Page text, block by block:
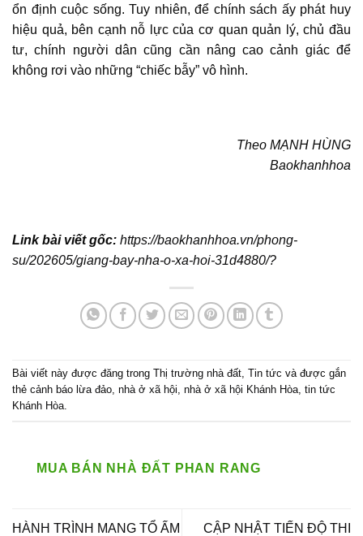
ổn định cuộc sống. Tuy nhiên, để chính sách ấy phát huy
hiệu quả, bên cạnh nỗ lực của cơ quan quản lý, chủ đầu
tư, chính người dân cũng cần nâng cao cảnh giác để
không rơi vào những “chiếc bẫy” vô hình.
Theo MẠNH HÙNG
Baokhanhhoa
Link bài viết gốc: https://baokhanhhoa.vn/phong-
su/202605/giang-bay-nha-o-xa-hoi-31d4880/?
Bài viết này được đăng trong Thị trường nhà đất Tin tức và được gắn
thẻ cảnh báo lừa đảo nhà ở xã hội nhà ở xã hội Khánh Hòa tin tức
Khánh Hòa
MUA BÁN NHÀ ĐẤT PHAN RANG
HÀNH TRÌNH MANG TỔ ẤM
CẬP NHẬT TIẾN ĐỘ THI